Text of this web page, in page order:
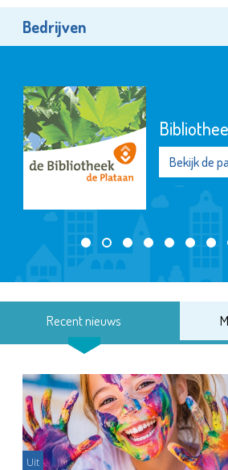
Bedrijven
Bekijk de
Recent nieuws
Uit